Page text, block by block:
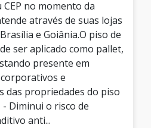
no momento da
através de suas lojas
e Goiânia.O piso de
ser aplicado como pallet,
presente em
e
das propriedades do piso
Diminui o risco de
anti...